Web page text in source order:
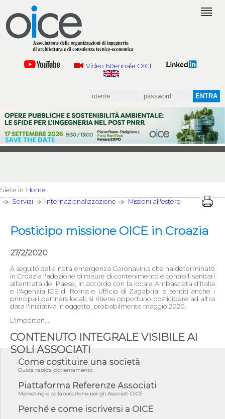
Video 60ennale OICE
Siete in Home
Servizi
Internazionalizzazione Missioni all'estero
Posticipo missione OICE in Croazia
27/2/2020
A seguito della nota emergenza Coronavirus che ha determinato
in Croazia l'adozione di misure di contenimento e controlli sanitari
all'entrata del Paese, in accordo con la locale Ambasciata d'Italia
e l'Agenzia ICE di Roma e Ufficio di Zagabria, e sentiti anche i
principali partners locali, si ritiene opportuno posticipare ad altra
data l'iniziativa in oggetto, probabilmente maggio 2020.
L'importan...
CONTENUTO INTEGRALE VISIBILE AI
SOLI ASSOCIATI
Come costituire una società
Guida rapida d'orientamento
Piattaforma Referenze Associati
Marketing e collaborazione per gli Associati OICE
Perché e come iscriversi a OICE